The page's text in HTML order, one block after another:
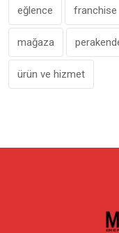
eğlence franchise
mağaza
ürün ve hizmet